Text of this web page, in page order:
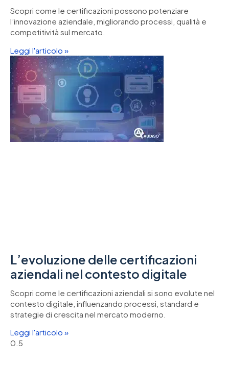
Scopri come le certificazioni possono potenziare
l’innovazione aziendale, migliorando processi, qualità e
competitività sul mercato.
Leggi l'articolo »
L’evoluzione delle certificazioni
aziendali nel contesto digitale
Scopri come le certificazioni aziendali si sono evolute nel
contesto digitale, influenzando processi, standard e
strategie di crescita nel mercato moderno.
Leggi l'articolo »